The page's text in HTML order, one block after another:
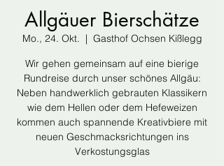
Allgäuer Bierschätze
Mo., 24. Okt.
  |
Gasthof Ochsen Kißlegg
Wir gehen gemeinsam auf eine bierige
Rundreise durch unser schönes Allgäu:
Neben handwerklich gebrauten Klassikern
wie dem Hellen oder dem Hefeweizen
kommen auch spannende Kreativbiere mit
neuen Geschmacksrichtungen ins
Verkostungsglas